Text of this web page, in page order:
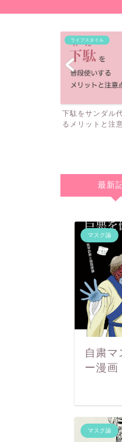
ライフスタイル
下駄をサンダル代わ
るメリットと注意点
最新
マスク論
自粛マ
ー漫画
マスク論